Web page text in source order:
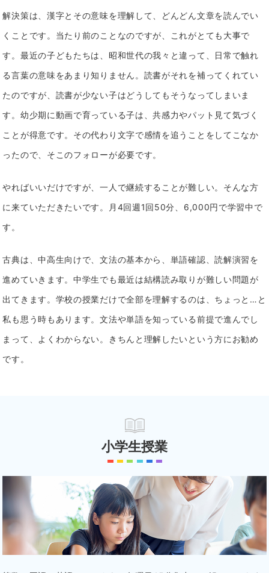
解決策は、漢字とその意味を理解して、どんどん文章を読んでい
くことです。当たり前のことなのですが、これがとても大事で
す。最近の子どもたちは、昭和世代の我々と違って、日常で触れ
る言葉の意味をあまり知りません。読書がそれを補ってくれてい
たのですが、読書が少ない子はどうしてもそうなってしまいま
す。幼少期に動画で育っている子は、共感力やパット見て気づく
ことが得意です。その代わり文字で感情を追うことをしてこなか
ったので、そこのフォローが必要です。
やればいいだけですが、一人で継続することが難しい。そんな方
に来ていただきたいです。月4回週1回50分、6,000円で学習中で
す。
古典は、中高生向けで、文法の基本から、単語確認、読解演習を
進めていきます。中学生でも最近は結構読み取りが難しい問題が
出てきます。学校の授業だけで全部を理解するのは、ちょっと…と
私も思う時もあります。文法や単語を知っている前提で進んでし
まって、よくわからない。きちんと理解したいという方にお勧め
です。
小学生授業